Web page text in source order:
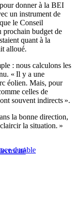
donner à la BEI
un instrument de
le Conseil
prochain budget de
quant à la
alloué.
: nous calculons les
« Il y a une
éolien. Mais, pour
celles de
souvent indirects ».
la bonne direction,
la situation. »
durable